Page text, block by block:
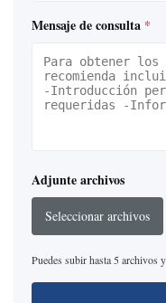
Mensaje de consulta *
Adjunte archivos
Seleccionar archivos
Puedes subir hasta 5 archivos